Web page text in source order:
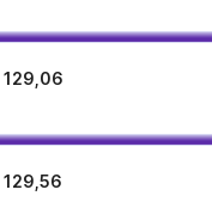
129,06
129,56